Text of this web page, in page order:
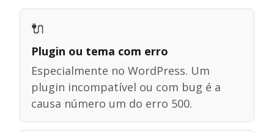
🔌
Plugin ou tema com erro
Especialmente no WordPress. Um
plugin incompatível ou com bug é a
causa número um do erro 500.